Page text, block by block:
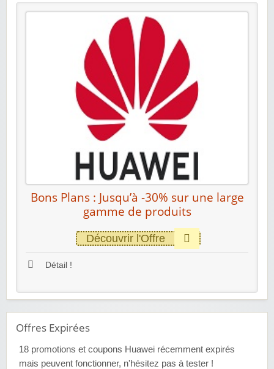
Bons Plans : Jusqu’à -30% sur une large
gamme de produits
Découvrir l'Offre
Détail !
Offres Expirées
18 promotions et coupons Huawei récemment expirés
mais peuvent fonctionner, n'hésitez pas à tester !